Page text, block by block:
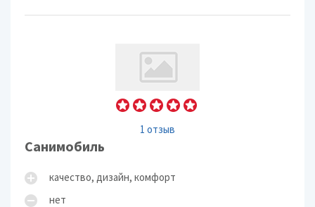
1 отзыв
Санимобиль
качество, дизайн, комфорт
нет